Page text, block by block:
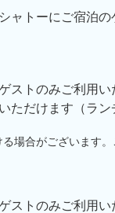
トーにご宿泊の
トのみご利用
ただけます（ラ
場合がございます
トのみご利用い